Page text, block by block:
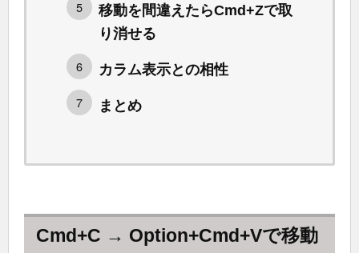
移動を間違えたらCmd+Zで取
り消せる
カラム表示との相性
まとめ
Cmd+C → Option+Cmd+Vで移動